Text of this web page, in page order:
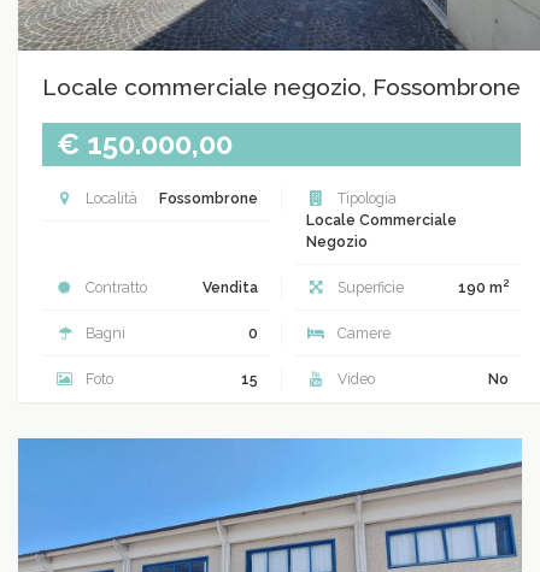
Locale commerciale negozio, Fossombrone
€ 150.000,00
Località Fossombrone
Tipologia
Locale Commerciale
Negozio
Contratto Vendita Superficie 190 m2
Bagni 0 Camere
Foto 15 Video No